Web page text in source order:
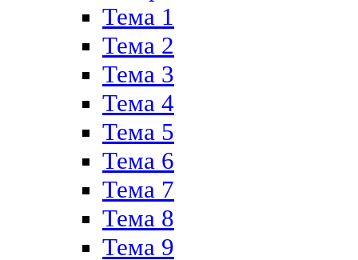
Тема 1
Тема 2
Тема 3
Тема 4
Тема 5
Тема 6
Тема 7
Тема 8
Тема 9